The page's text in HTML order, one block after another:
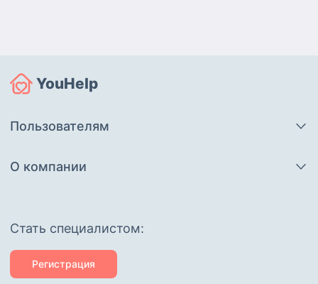
YouHelp
Пользователям
О компании
Cтать специалистом:
Регистрация